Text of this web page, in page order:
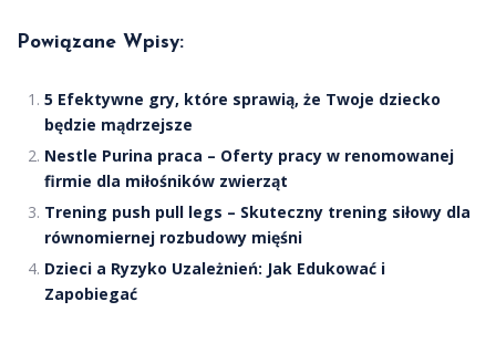
Powiązane Wpisy:
5 Efektywne gry, które sprawią, że Twoje dziecko
będzie mądrzejsze
Nestle Purina praca – Oferty pracy w renomowanej
firmie dla miłośników zwierząt
Trening push pull legs – Skuteczny trening siłowy dla
równomiernej rozbudowy mięśni
Dzieci a Ryzyko Uzależnień: Jak Edukować i
Zapobiegać